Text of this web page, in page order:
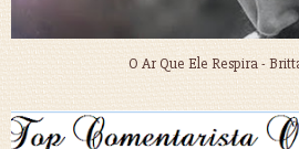
O Ar Que Ele Respira -